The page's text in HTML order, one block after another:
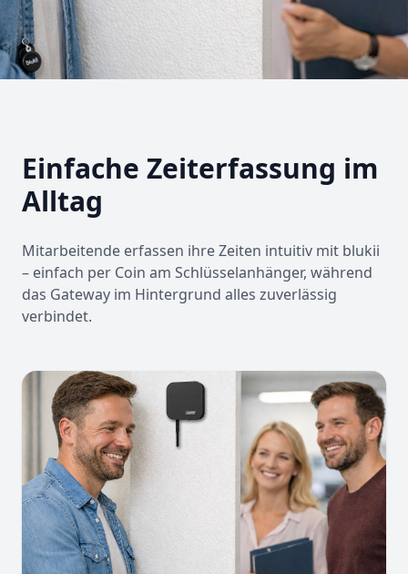
Einfache Zeiterfassung im
Alltag
Mitarbeitende erfassen ihre Zeiten intuitiv mit blukii
– einfach per Coin am Schlüsselanhänger, während
das Gateway im Hintergrund alles zuverlässig
verbindet.